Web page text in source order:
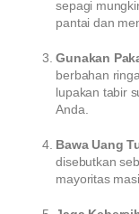
sepagi
pantai dan
Gunakan
berbahan
lupakan tabir
Anda.
Bawa Uang
disebutkan
mayoritas